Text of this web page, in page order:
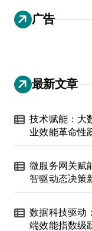
广告
最新文章
技术赋能：大
业效能革命性
微服务网关赋
智驱动态决策
数据科技驱动
端效能指数级